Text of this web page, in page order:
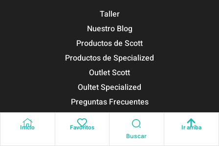
Inicio Favoritos
Buscar
Ir arriba
Taller
Nuestro Blog
Productos de Scott
Productos de Specialized
Outlet Scott
Oultet Specialized
Preguntas Frecuentes